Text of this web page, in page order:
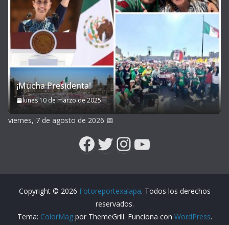
¡Mucha Presidenta!
lunes 10 de marzo de 2025
viernes, 7 de agosto de 2026 📅
Facebook
Twitter
Instagram
YouTube
Copyright © 2026 Fotoreportexalapa. Todos los derechos
reservados.
Tema: ColorMagpor ThemeGrill. Funciona con WordPress.